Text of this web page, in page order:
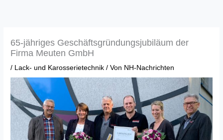
65-jähriges Geschäftsgründungsjubiläum der
Firma Meuten GmbH
/ Lack- und Karosserietechnik / Von NH-Nachrichten